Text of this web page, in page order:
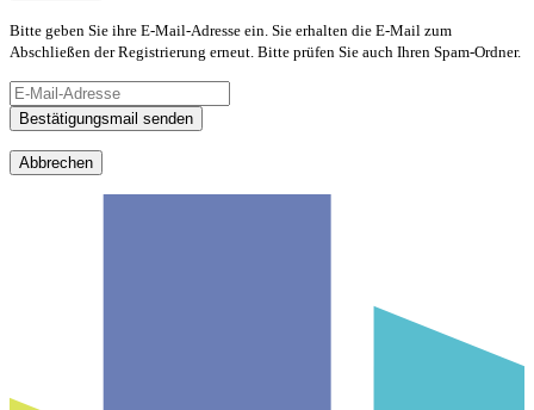
Bitte geben Sie ihre E-Mail-Adresse ein. Sie erhalten die E-Mail zum
Abschließen der Registrierung erneut. Bitte prüfen Sie auch Ihren Spam-Ordner.
Bestätigungsmail senden
Abbrechen